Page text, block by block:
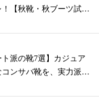
【秋靴・秋ブーツ試着
ト派の靴7選】カジュア
ンサバ靴を、実力派ス